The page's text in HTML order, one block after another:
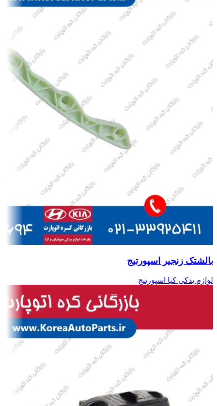
بالشتک زنجیر اسپورتیج
لوازم یدکی کیا اسپورتیج